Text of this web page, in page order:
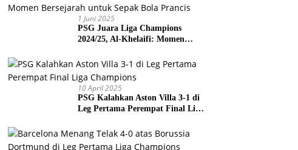
1 Juni 2025
PSG Juara Liga Champions
2024/25, Al-Khelaifi: Momen
Prancis
10 April 2025
PSG Kalahkan Aston Villa 3-1 di
Leg Pertama Perempat Final Liga